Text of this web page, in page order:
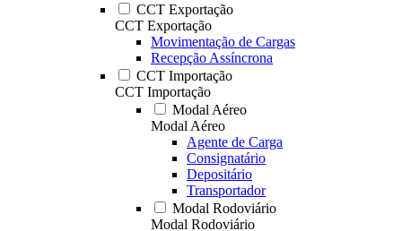
CCT Exportação
CCT Exportação
Movimentação de Cargas
Recepção Assíncrona
CCT Importação
CCT Importação
Modal Aéreo
Modal Aéreo
Agente de Carga
Consignatário
Depositário
Transportador
Modal Rodoviário
Modal Rodoviário